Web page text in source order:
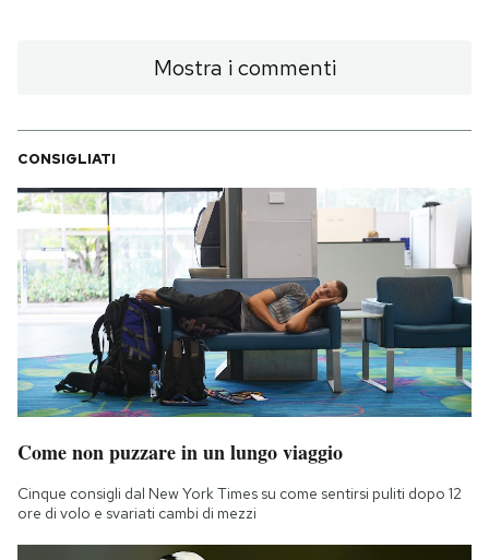
Mostra i commenti
CONSIGLIATI
Come non puzzare in un lungo viaggio
Cinque consigli dal New York Times su come sentirsi puliti dopo 12
ore di volo e svariati cambi di mezzi